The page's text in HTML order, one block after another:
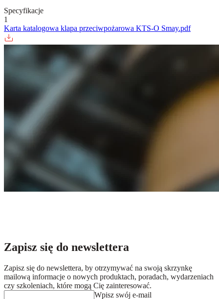
Specyfikacje
1
Karta katalogowa klapa przeciwpożarowa KTS-O Smay.pdf
Zapisz się do newslettera
Zapisz się do newslettera, by otrzymywać na swoją skrzynkę
mailową informacje o nowych produktach, poradach, wydarzeniach
czy szkoleniach, które mogą Cię zainteresować.
Wpisz swój e-mail